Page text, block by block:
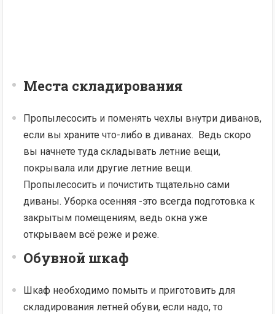
Места складирования
Пропылесосить и поменять чехлы внутри диванов,
если вы храните что-либо в диванах. Ведь скоро
вы начнете туда складывать летние вещи,
покрывала или другие летние вещи.
Пропылесосить и почистить тщательно сами
диваны. Уборка осенняя -это всегда подготовка к
закрытым помещениям, ведь окна уже
открываем всё реже и реже.
Обувной шкаф
Шкаф необходимо помыть и приготовить для
складирования летней обуви, если надо, то